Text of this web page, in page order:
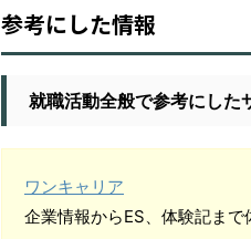
参考にした情報
就職活動全般で参考にした
ワンキャリア
企業情報からES、体験記まで